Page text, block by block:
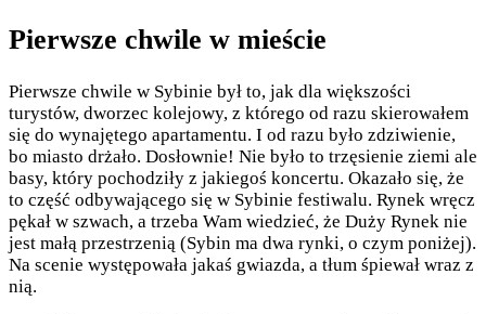
Pierwsze chwile w mieście
Pierwsze chwile w Sybinie był to, jak dla większości
turystów, dworzec kolejowy, z którego od razu skierowałem
się do wynajętego apartamentu. I od razu było zdziwienie,
bo miasto drżało. Dosłownie! Nie było to trzęsienie ziemi ale
basy, który pochodziły z jakiegoś koncertu. Okazało się, że
to część odbywającego się w Sybinie festiwalu. Rynek wręcz
pękał w szwach, a trzeba Wam wiedzieć, że Duży Rynek nie
jest małą przestrzenią (Sybin ma dwa rynki, o czym poniżej).
Na scenie występowała jakaś gwiazda, a tłum śpiewał wraz z
nią.